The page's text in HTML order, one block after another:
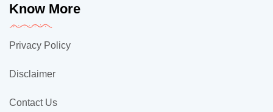
Know More
Privacy Policy
Disclaimer
Contact Us